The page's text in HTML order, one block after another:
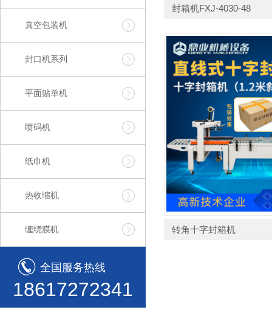
真空包装机
封口机系列
平面贴单机
喷码机
纸巾机
热收缩机
缠绕膜机
全国服务热线
18617272341
封箱机FXJ-4030-48
转角十字封箱机